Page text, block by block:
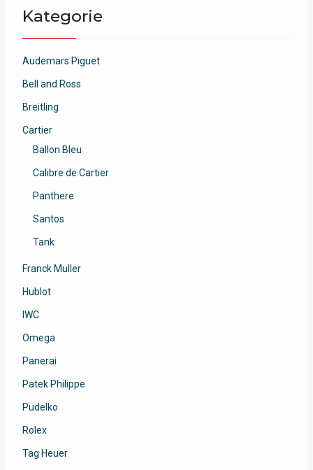
Kategorie
Audemars Piguet
Bell and Ross
Breitling
Cartier
Ballon Bleu
Calibre de Cartier
Panthere
Santos
Tank
Franck Muller
Hublot
IWC
Omega
Panerai
Patek Philippe
Pudelko
Rolex
Tag Heuer